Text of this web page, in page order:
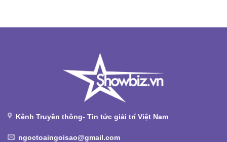
Kênh Truyền thông- Tin tức giải trí Việt Nam
ngoctoaingoisao@gmail.com